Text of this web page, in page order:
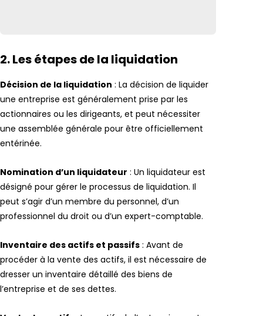
2. Les étapes de la liquidation
Décision de la liquidation : La décision de liquider
une entreprise est généralement prise par les
actionnaires ou les dirigeants, et peut nécessiter
une assemblée générale pour être officiellement
entérinée.
Nomination d’un liquidateur : Un liquidateur est
désigné pour gérer le processus de liquidation. Il
peut s’agir d’un membre du personnel, d’un
professionnel du droit ou d’un expert-comptable.
Inventaire des actifs et passifs : Avant de
procéder à la vente des actifs, il est nécessaire de
dresser un inventaire détaillé des biens de
l’entreprise et de ses dettes.